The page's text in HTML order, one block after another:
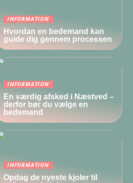
INFORMATION
Hvordan en bedemand kan
guide dig gennem processen
INFORMATION
En værdig afsked i Næstved –
derfor bør du vælge en
bedemand
INFORMATION
Opdag de nyeste kjoler til